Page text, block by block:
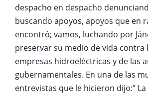
despacho en despacho
buscando apoyos, apoyos que en
encontró; vamos, luchando por
preservar su medio de vida contra
empresas hidroeléctricas y de las
gubernamentales. En una de las
entrevistas que le hicieron dijo:”